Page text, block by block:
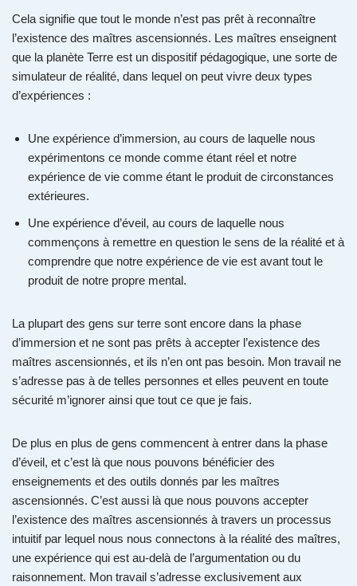
Cela signifie que tout le monde n’est pas prêt à reconnaître
l’existence des maîtres ascensionnés. Les maîtres enseignent
que la planète Terre est un dispositif pédagogique, une sorte de
simulateur de réalité, dans lequel on peut vivre deux types
d’expériences :
Une expérience d’immersion, au cours de laquelle nous
expérimentons ce monde comme étant réel et notre
expérience de vie comme étant le produit de circonstances
extérieures.
Une expérience d’éveil, au cours de laquelle nous
commençons à remettre en question le sens de la réalité et à
comprendre que notre expérience de vie est avant tout le
produit de notre propre mental.
La plupart des gens sur terre sont encore dans la phase
d’immersion et ne sont pas prêts à accepter l’existence des
maîtres ascensionnés, et ils n’en ont pas besoin. Mon travail ne
s’adresse pas à de telles personnes et elles peuvent en toute
sécurité m’ignorer ainsi que tout ce que je fais.
De plus en plus de gens commencent à entrer dans la phase
d’éveil, et c’est là que nous pouvons bénéficier des
enseignements et des outils donnés par les maîtres
ascensionnés. C’est aussi là que nous pouvons accepter
l’existence des maîtres ascensionnés à travers un processus
intuitif par lequel nous nous connectons à la réalité des maîtres,
une expérience qui est au-delà de l’argumentation ou du
raisonnement. Mon travail s’adresse exclusivement aux